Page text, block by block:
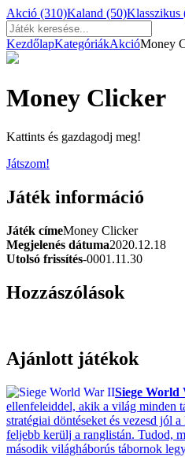
Akció (310)Kaland (50)Klasszikus
KezdőlapKategóriákAkcióMoney
Money Clicker
Kattints és gazdagodj meg!
Játszom!
Játék információ
Játék címeMoney Clicker
Megjelenés dátuma2020.12.18
Utolsó frissítés-0001.11.30
Hozzászólások
Ajánlott játékok
Siege
ellenfeleiddel, akik a világ minden
stratégiai döntéseket és vezesd jól
feljebb kerülj a ranglistán. Tudod,
második világháborús tábornok